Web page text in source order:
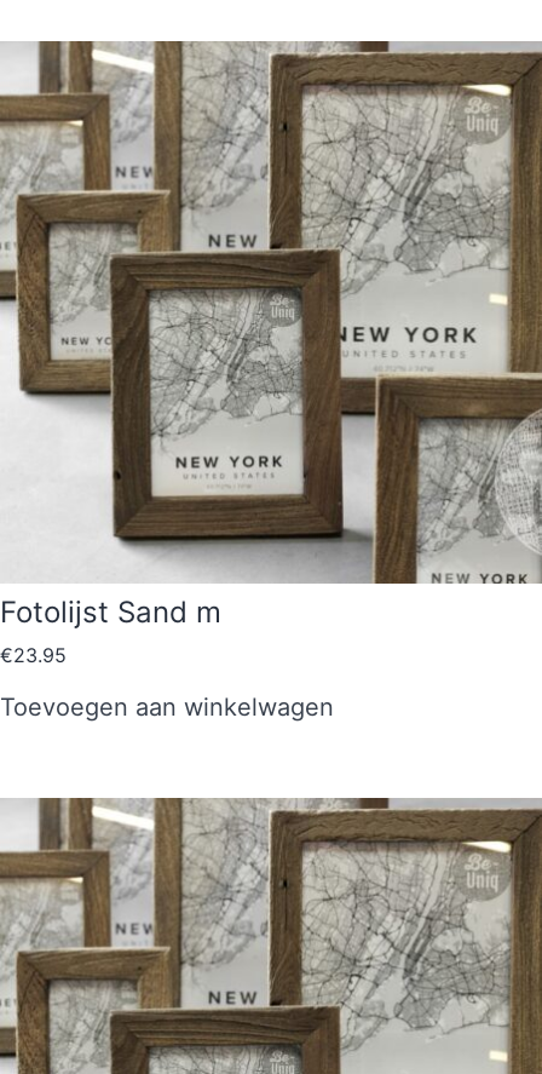
Fotolijst Sand m
€23.95
Toevoegen aan winkelwagen